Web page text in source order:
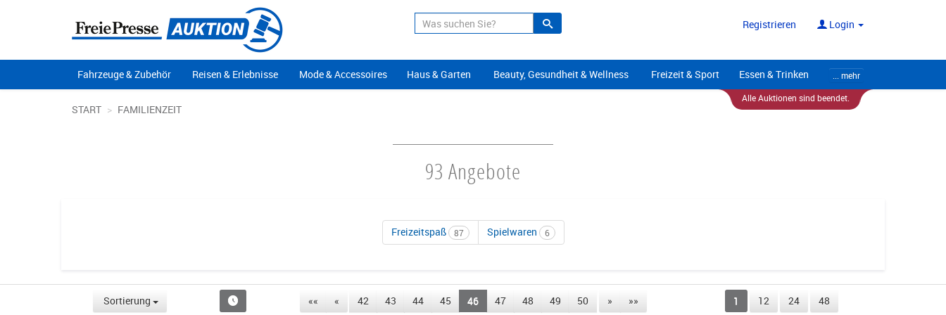
Suche Registrieren Login
Fahrzeuge & Zubehör Reisen & Erlebnisse Mode & Accessoires Haus & Garten Beauty, Gesundheit & Wellness Freizeit & Sport Essen & Trinken
... mehr
Alle Auktionen sind beendet.
START FAMILIENZEIT
93 Angebote
Freizeitspaß 87 Spielwaren 6
Sortierung 1 12 24 48
«« « 42 43 44 45 46 47 48 49 50 » »»